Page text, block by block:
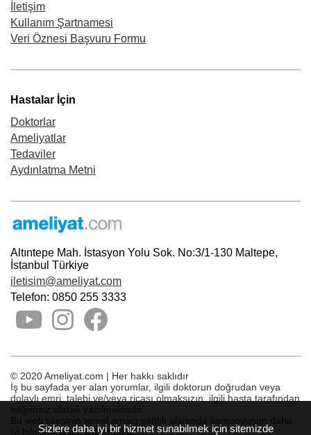
Sizlere daha iyi bir hizmet sunabilmek için sitemizde
İletişim
Kullanım Şartnamesi
Veri Öznesi Başvuru Formu
Hastalar İçin
Doktorlar
Ameliyatlar
Tedaviler
Aydınlatma Metni
Altıntepe Mah. İstasyon Yolu Sok. No:3/1-130 Maltepe,
İstanbul Türkiye
iletisim@ameliyat.com
Telefon: 0850 255 3333
© 2020 Ameliyat.com | Her hakkı saklıdır
İş bu sayfada yer alan yorumlar, ilgili doktorun doğrudan veya
dolaylı emri, talebi ve/veya ricası olmaksızın, ilgili hasta tarafından
iyi bilgilenmesini sağlamaktır.